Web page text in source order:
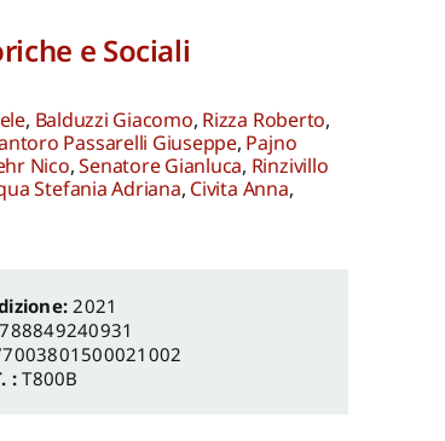
e Sociali
, Balduzzi Giacomo, Rizza Roberto,
Passarelli Giuseppe, Pajno
Nico,Senatore Gianluca, Rinzivillo
Stefania Adriana, Civita Anna,
2021
:T800B